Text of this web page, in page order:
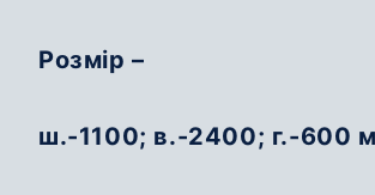
Розмір –
ш.-1100; в.-2400; г.-600